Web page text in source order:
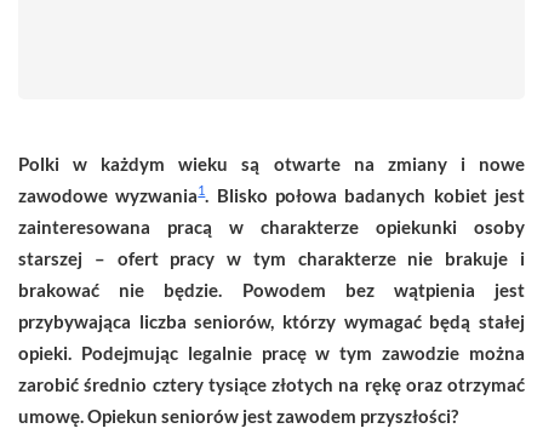
Polki w każdym wieku są otwarte na zmiany i nowe
zawodowe wyzwania1. Blisko połowa badanych kobiet jest
zainteresowana pracą w charakterze opiekunki osoby
starszej – ofert pracy w tym charakterze nie brakuje i
brakować nie będzie. Powodem bez wątpienia jest
przybywająca liczba seniorów, którzy wymagać będą stałej
opieki. Podejmując legalnie pracę w tym zawodzie można
zarobić średnio cztery tysiące złotych na rękę oraz otrzymać
umowę. Opiekun seniorów jest zawodem przyszłości?